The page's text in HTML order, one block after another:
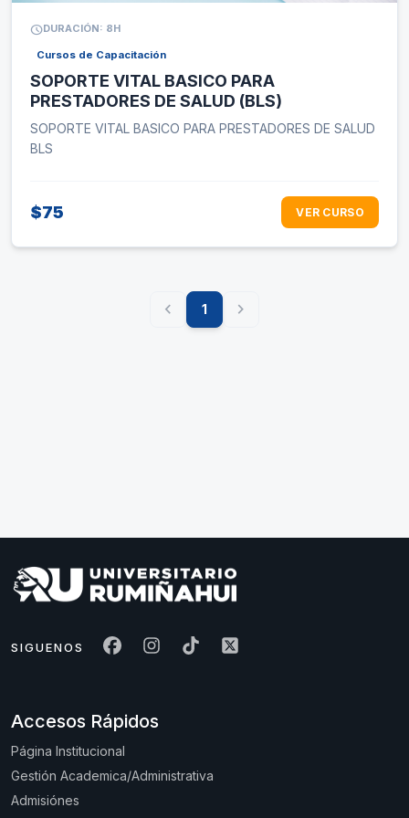
scheduleDURACIÓN: 8H
Cursos de Capacitación
SOPORTE VITAL BASICO PARA
PRESTADORES DE SALUD (BLS)
SOPORTE VITAL BASICO PARA PRESTADORES DE SALUD
BLS
$75 VER CURSO
chevron_left 1 chevron_right
SIGUENOS
Accesos Rápidos
Página Institucional
Gestión Academica/Administrativa
Admisiónes